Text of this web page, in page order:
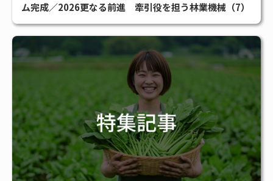
ム完成／2026更なる前進 牽引役を担う林業機械（7）